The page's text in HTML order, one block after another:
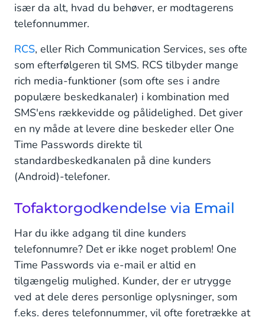
især da alt, hvad du behøver, er modtagerens
telefonnummer.
RCS, eller Rich Communication Services, ses ofte
som efterfølgeren til SMS. RCS tilbyder mange
rich media-funktioner (som ofte ses i andre
populære beskedkanaler) i kombination med
SMS'ens rækkevidde og pålidelighed. Det giver
en ny måde at levere dine beskeder eller One
Time Passwords direkte til
standardbeskedkanalen på dine kunders
(Android)-telefoner.
Tofaktorgodkendelse via Email
Har du ikke adgang til dine kunders
telefonnumre? Det er ikke noget problem! One
Time Passwords via e-mail er altid en
tilgængelig mulighed. Kunder, der er utrygge
ved at dele deres personlige oplysninger, som
f.eks. deres telefonnummer, vil ofte foretrække at